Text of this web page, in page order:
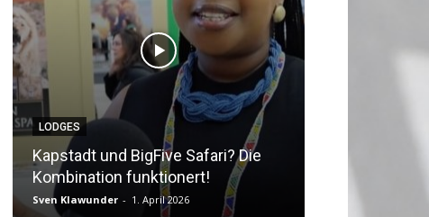
LODGES
Kapstadt und BigFive Safari? Die
Kombination funktionert!
Sven Klawunder - 1. April 2026